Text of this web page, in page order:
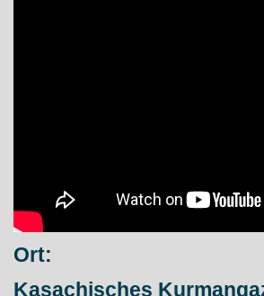
Ort:
Kasachisches